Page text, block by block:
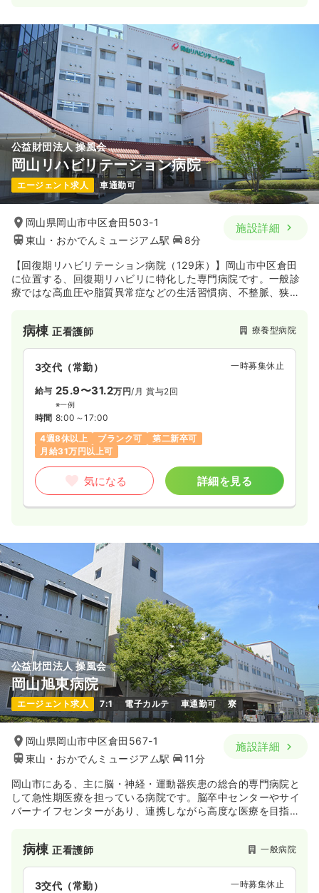
公益財団法人 操風会
岡山リハビリテーション病院
エージェント求人 車通勤可
岡山県岡山市中区倉田503-1
東山・おかでんミュージアム駅
8分
施設詳細
【回復期リハビリテーション病院（129床）】岡山市中区倉田
に位置する、回復期リハビリに特化した専門病院です。一般診
療ではな高血圧や脂質異常症などの生活習慣病、不整脈、狭心
病棟正看護師 療養型病院
3交代（常勤） 一時募集休止
給与 25.9〜31.2万円/月 賞与2回
※一例
時間 8:00～17:00
4週8休以上
ブランク可
第二新卒可
月給31万円以上可
気になる 詳細を見る
公益財団法人 操風会
岡山旭東病院
エージェント求人 7:1 電子カルテ 車通勤可 寮
岡山県岡山市中区倉田567-1
東山・おかでんミュージアム駅
11分
施設詳細
岡山市にある、主に脳・神経・運動器疾患の総合的専門病院と
して急性期医療を担っている病院です。脳卒中センターやサイ
バーナイフセンターがあり、連携しながら高度な医療を目指
病棟正看護師 一般病院
3交代（常勤） 一時募集休止